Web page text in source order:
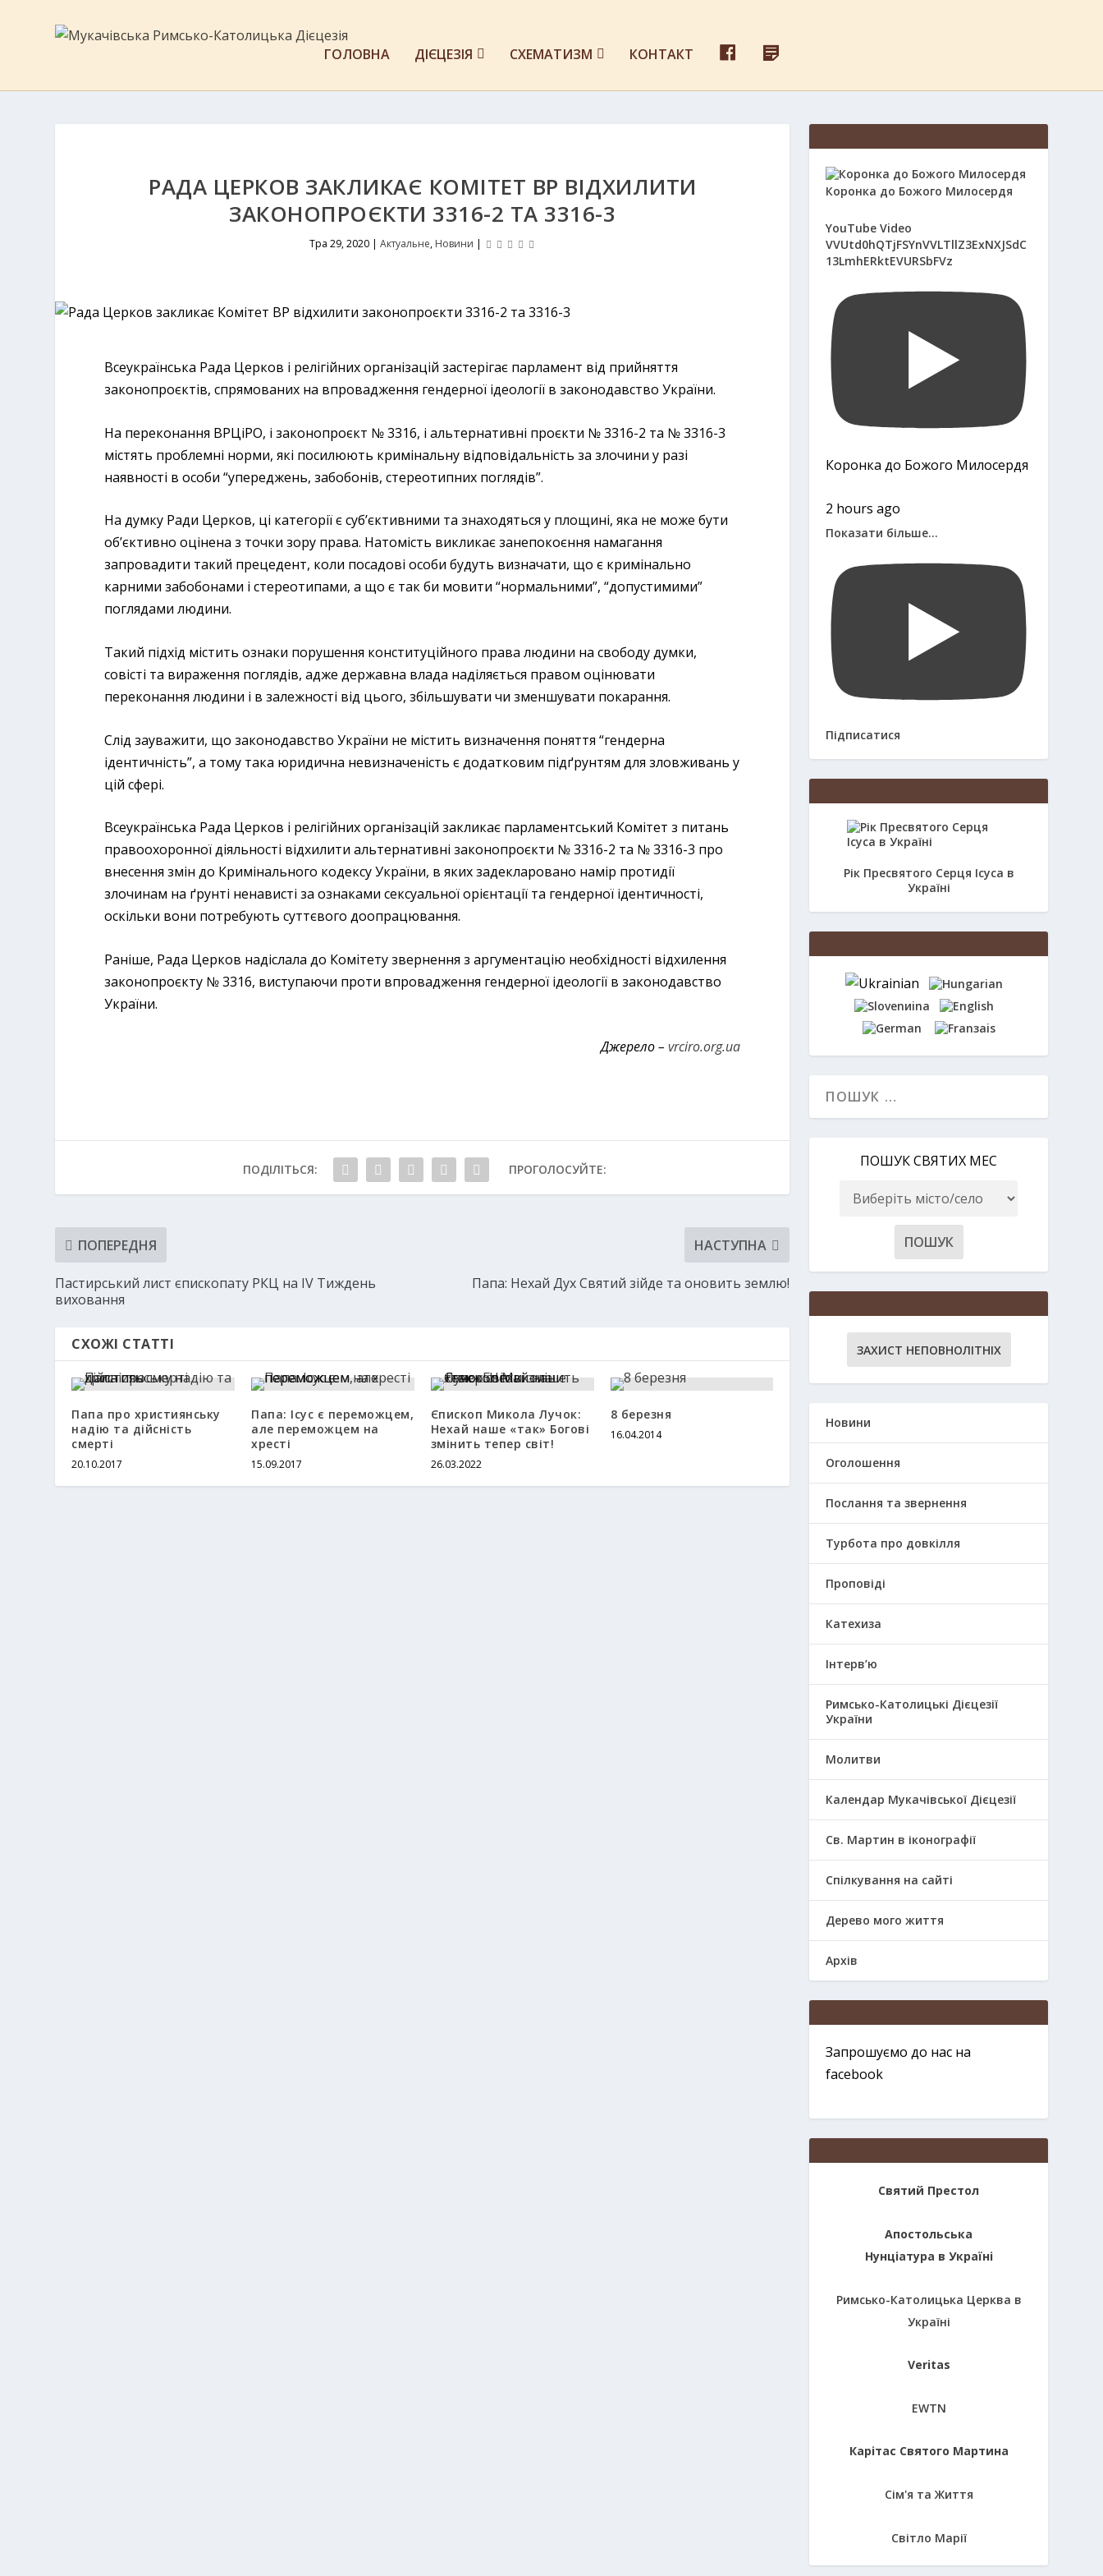
ГОЛОВНА ДІЄЦЕЗІЯ СХЕМАТИЗМ КОНТАКТ
E
Д
С
РАДА ЦЕРКОВ ЗАКЛИКАЄ КОМІТЕТ ВР ВІДХИЛИТИ
ЗАКОНОПРОЄКТИ 3316-2 ТА 3316-3
Тра 29, 2020 |Актуальне, Новини |
Всеукраїнська Рада Церков і релігійних організацій застерігає парламент від прийняття
законопроєктів, спрямованих на впровадження гендерної ідеології в законодавство України.
На переконання ВРЦіРО, і законопроєкт № 3316, і альтернативні проєкти № 3316-2 та № 3316-3
містять проблемні норми, які посилюють кримінальну відповідальність за злочини у разі
наявності в особи “упереджень, забобонів, стереотипних поглядів”.
На думку Ради Церков, ці категорії є суб’єктивними та знаходяться у площині, яка не може бути
об’єктивно оцінена з точки зору права. Натомість викликає занепокоєння намагання
запровадити такий прецедент, коли посадові особи будуть визначати, що є кримінально
карними забобонами і стереотипами, а що є так би мовити “нормальними”, “допустимими”
поглядами людини.
Такий підхід містить ознаки порушення конституційного права людини на свободу думки,
совісті та вираження поглядів, адже державна влада наділяється правом оцінювати
переконання людини і в залежності від цього, збільшувати чи зменшувати покарання.
Слід зауважити, що законодавство України не містить визначення поняття “гендерна
ідентичність”, а тому така юридична невизначеність є додатковим підґрунтям для зловживань у
цій сфері.
Всеукраїнська Рада Церков і релігійних організацій закликає парламентський Комітет з питань
правоохоронної діяльності відхилити альтернативні законопроєкти № 3316-2 та № 3316-3 про
внесення змін до Кримінального кодексу України, в яких задекларовано намір протидії
злочинам на ґрунті ненависті за ознаками сексуальної орієнтації та гендерної ідентичності,
оскільки вони потребують суттєвого доопрацювання.
Раніше, Рада Церков надіслала до Комітету звернення з аргументацію необхідності відхилення
законопроєкту № 3316, виступаючи проти впровадження гендерної ідеології в законодавство
України.
Джерело –vrciro.org.ua
ПОДІЛІТЬСЯ: ПРОГОЛОСУЙТЕ:
ПОПЕРЕДНЯ
Пастирський лист єпископату РКЦ на IV Тиждень
виховання
НАСТУПНА
Папа: Нехай Дух Святий зійде та оновить землю!
СХОЖІ СТАТТІ
Папа про християнську
надію та дійсність
смерті
20.10.2017
Папа: Ісус є переможцем,
але переможцем на
хресті
15.09.2017
Єпископ Микола Лучок:
Нехай наше «так» Богові
змінить тепер світ!
26.03.2022
8 березня
16.04.2014
Коронка до Божого Милосердя
YouTube Video
VVUtd0hQTjFSYnVVLTllZ3ExNXJSdC
13LmhERktEVURSbFVz
Коронка до Божого Милосердя
2 hours ago
Показати більше...
Підписатися
Рік Пресвятого Серця Ісуса в
Україні
ПОШУК СВЯТИХ МЕС
ЗАХИСТ НЕПОВНОЛІТНІХ
Новини
Оголошення
Послання та звернення
Турбота про довкілля
Проповіді
Катехиза
Інтерв’ю
Римсько-Католицькі Дієцезії
України
Молитви
Календар Мукачівської Дієцезії
Св. Мартин в іконографії
Спілкування на сайті
Дерево мого життя
Архів
Запрошуємо до нас на
facebook
Святий Престол
Апостольська
Нунціатура в Україні
Римсько-Католицька Церква в
Україні
Veritas
EWTN
Карітас Святого Мартина
Сім'я та Життя
Світло Марії